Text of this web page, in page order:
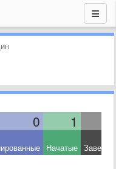
0 1
Начатые